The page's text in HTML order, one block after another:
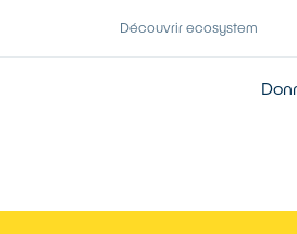
Découvrir ecosystem